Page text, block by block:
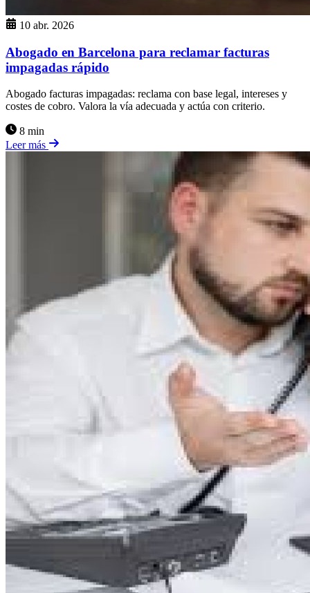
10 abr. 2026
Abogado en Barcelona para reclamar facturas
impagadas rápido
Abogado facturas impagadas: reclama con base legal, intereses y
costes de cobro. Valora la vía adecuada y actúa con criterio.
8 min
Leer más